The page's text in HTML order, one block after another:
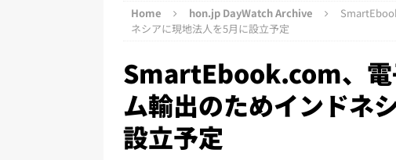
[ 2026年8月3日 ] 「講談社、著者向けポ
とめ＆コラム
[ 2026年8月2日 ] EUが生成AIコンテンツ
[ 2026年8月1日 ]
Home hon.jp DayWatch Archive
ネシアに現地法人を5月に設立予定
SmartEbook.com、電
ム輸出のためインドネ
設立予定